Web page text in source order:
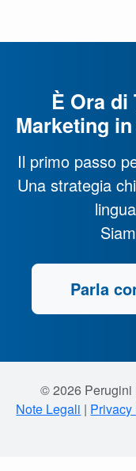
È Ora di
Marketing
Il primo passo
Una strategia
Parla
© 2026 Perugini
Note Legali |